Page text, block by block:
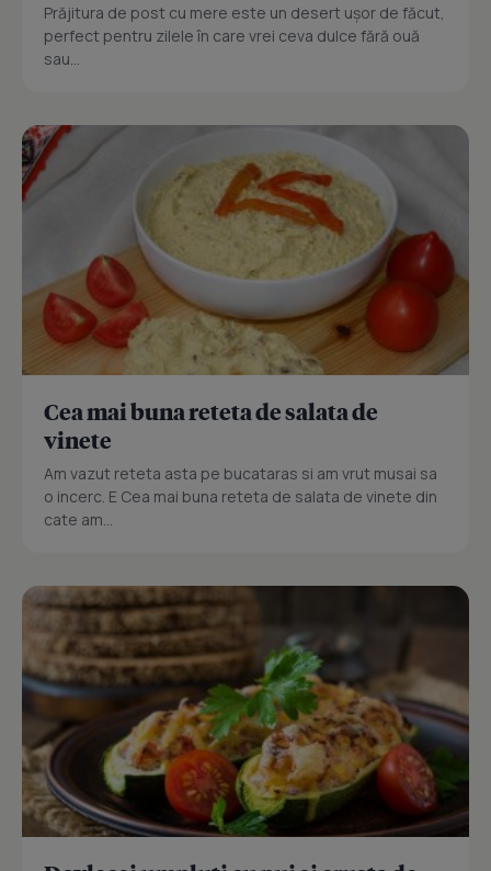
Prăjitura de post cu mere este un desert ușor de făcut,
perfect pentru zilele în care vrei ceva dulce fără ouă
sau...
Cea mai buna reteta de salata de
vinete
Am vazut reteta asta pe bucataras si am vrut musai sa
o incerc. E Cea mai buna reteta de salata de vinete din
cate am...